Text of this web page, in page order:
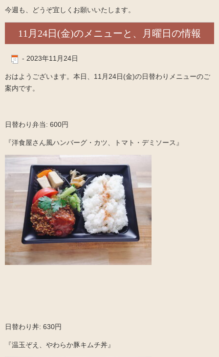
今週も、どうぞ宜しくお願いいたします。
11月24日(金)のメニューと、月曜日の情報
- 2023年11月24日
おはようございます。本日、11月24日(金)の日替わりメニューのご
案内です。
日替わり弁当: 600円
『洋食屋さん風ハンバーグ・カツ、トマト・デミソース』
日替わり丼: 630円
『温玉ぞえ、やわらか豚キムチ丼』